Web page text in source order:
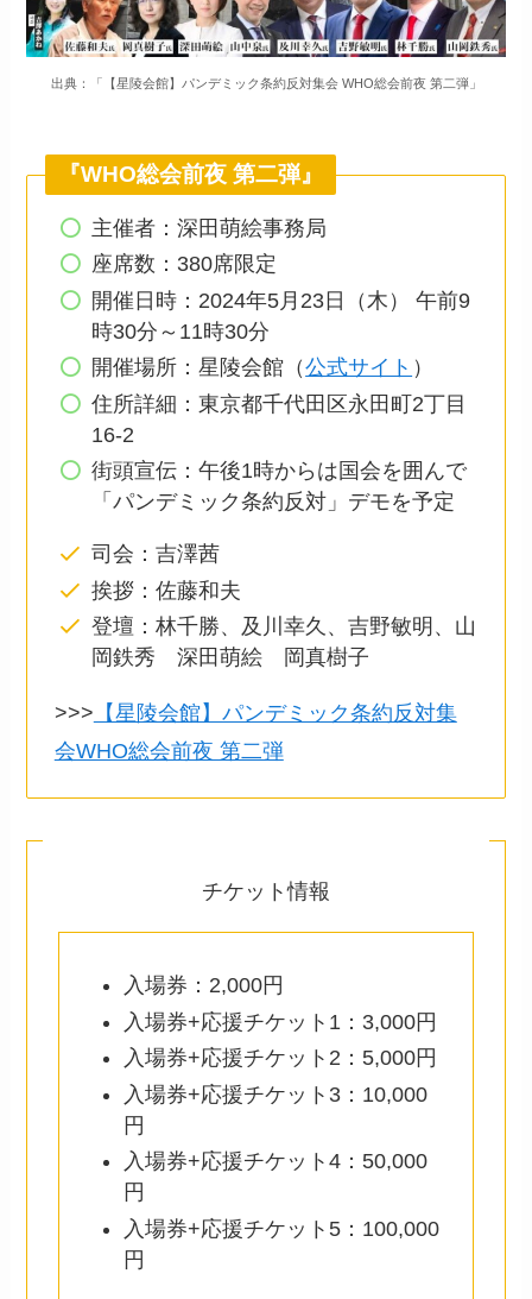
出典：「【星陵会館】パンデミック条約反対集会 WHO総会前夜 第二弾」
『WHO総会前夜 第二弾』
主催者：深田萌絵事務局
座席数：380席限定
開催日時：2024年5月23日（木） 午前9
時30分～11時30分
開催場所：星陵会館（公式サイト ）
住所詳細：東京都千代田区永田町2丁目
16-2
街頭宣伝：午後1時からは国会を囲んで
「パンデミック条約反対」デモを予定
司会：吉澤茜
挨拶：佐藤和夫
登壇：林千勝、及川幸久、吉野敏明、山
岡鉄秀 深田萌絵 岡真樹子
>>> 【星陵会館】パンデミック条約反対集
会WHO総会前夜 第二弾
チケット情報
入場券：2,000円
入場券+応援チケット1：3,000円
入場券+応援チケット2：5,000円
入場券+応援チケット3：10,000
円
入場券+応援チケット4：50,000
円
入場券+応援チケット5：100,000
円